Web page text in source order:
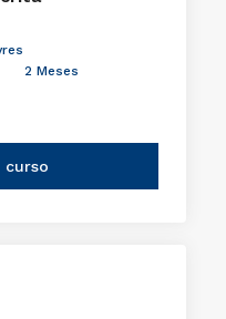
2 Meses
curso